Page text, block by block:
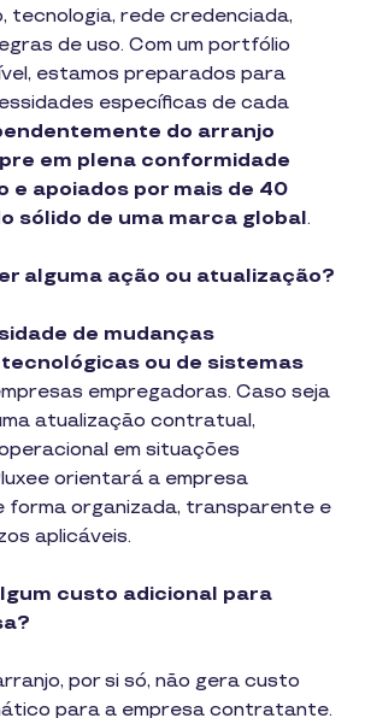
tecnologia, rede credenciada,
de uso. Com um portfólio
estamos preparados para
específicas de cada
do arranjo
em plena conformidade
e apoiados por mais de 40
sólido de uma marca global.
alguma ação ou atualização?
de mudanças
ou de sistemas
empregadoras. Caso seja
atualização contratual,
em situações
orientará a empresa
forma organizada, transparente e
aplicáveis.
custo adicional para
por si só, não gera custo
para a empresa contratante.